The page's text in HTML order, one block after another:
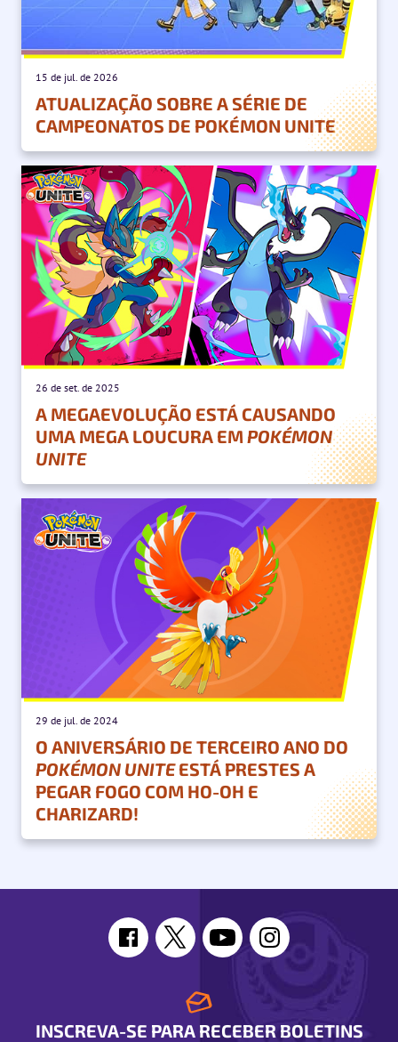
15 de jul. de 2026
ATUALIZAÇÃO SOBRE A SÉRIE DE
CAMPEONATOS DE POKÉMON UNITE
26 de set. de 2025
A MEGAEVOLUÇÃO ESTÁ CAUSANDO
UMA MEGA LOUCURA EM POKÉMON
UNITE
29 de jul. de 2024
O ANIVERSÁRIO DE TERCEIRO ANO DO
POKÉMON UNITEESTÁ PRESTES A
PEGAR FOGO COM HO-OH E
CHARIZARD!
INSCREVA-SE PARA RECEBER BOLETINS